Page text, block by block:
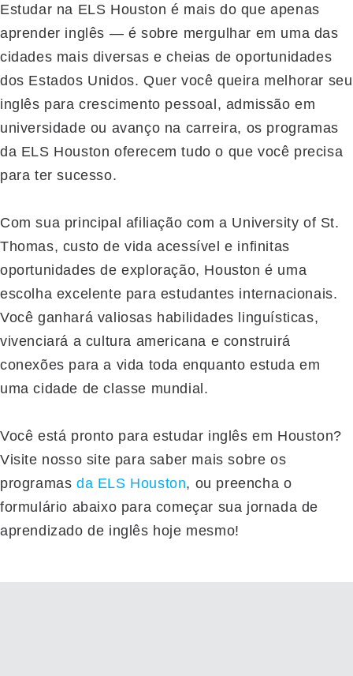
Estudar na ELS Houston é mais do que apenas
aprender inglês — é sobre mergulhar em uma das
cidades mais diversas e cheias de oportunidades
dos Estados Unidos. Quer você queira melhorar seu
inglês para crescimento pessoal, admissão em
universidade ou avanço na carreira, os programas
da ELS Houston oferecem tudo o que você precisa
para ter sucesso.
Com sua principal afiliação com a University of St.
Thomas, custo de vida acessível e infinitas
oportunidades de exploração, Houston é uma
escolha excelente para estudantes internacionais.
Você ganhará valiosas habilidades linguísticas,
vivenciará a cultura americana e construirá
conexões para a vida toda enquanto estuda em
uma cidade de classe mundial.
Você está pronto para estudar inglês em Houston?
Visite nosso site para saber mais sobre os
programas da ELS Houston, ou preencha o
formulário abaixo para começar sua jornada de
aprendizado de inglês hoje mesmo!